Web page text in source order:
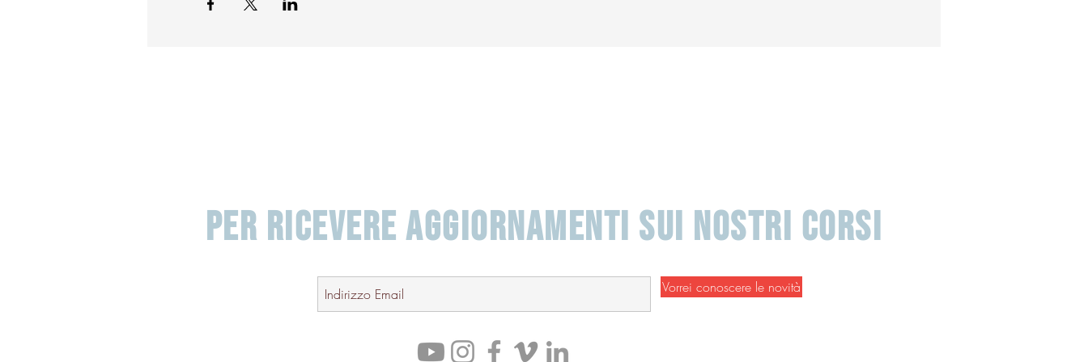
PER RICEVERE AGGIORNAMENTI SUI NOSTRI CORSI
Vorrei conoscere le novità